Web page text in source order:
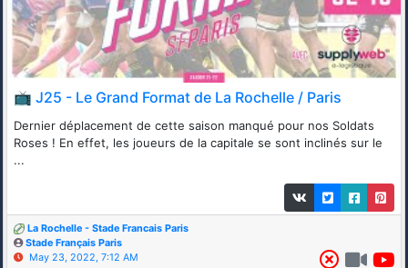
📺 J25 - Le Grand Format de La Rochelle / Paris
Dernier déplacement de cette saison manqué pour nos Soldats
Roses ! En effet, les joueurs de la capitale se sont inclinés sur le
...
La Rochelle - Stade Francais Paris
Stade Français Paris
May 23, 2022, 7:12 AM